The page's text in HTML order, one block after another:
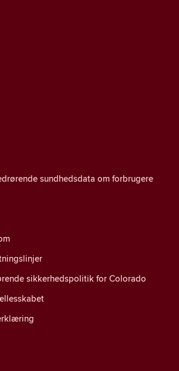
sundhedsdata om forbrugere
sikkerhedspolitik for Colorado